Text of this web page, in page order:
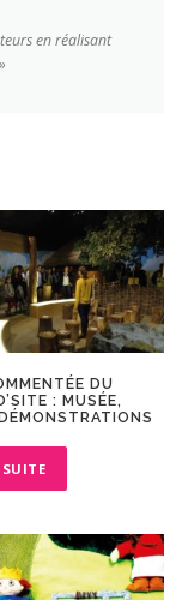
en réalisant
DU
: MUSÉE,